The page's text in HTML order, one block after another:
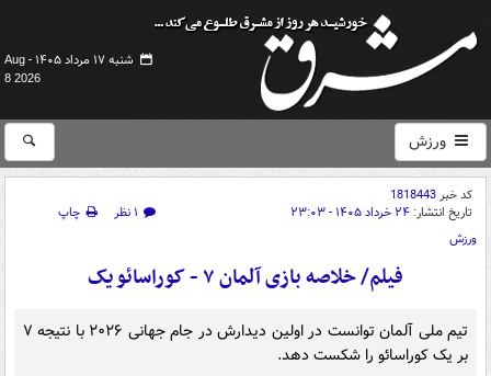
شنبه ۱۷ مرداد ۱۴۰۵ -
Aug
8 2026
ورزش
کد خبر1818443
تاریخ انتشار: ۲۴ خرداد ۱۴۰۵ - ۲۳:۰۳ ۱ نظر
چاپ
ورزش
فیلم/ خلاصه بازی آلمان ۷ - کوراسائو یک
تیم ملی آلمان توانست در اولین دیدارش در جام جهانی ۲۰۲۶ با نتیجه ۷
بر یک کوراسائو را شکست دهد.